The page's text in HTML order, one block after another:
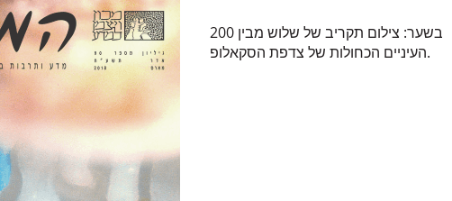
בשער: צילום תקריב של שלוש מבין 200
העיניים הכחולות של צדפת הסקאלופ.